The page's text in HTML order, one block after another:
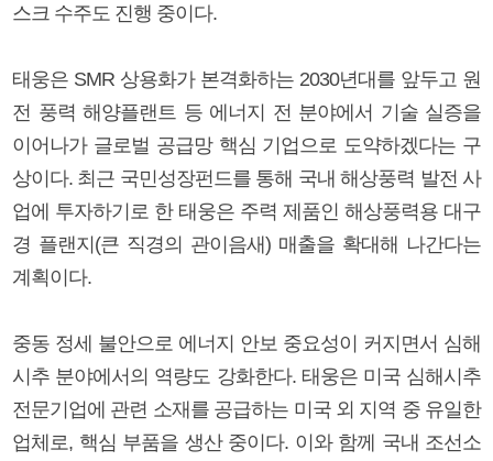
스크 수주도 진행 중이다.
태웅은 SMR 상용화가 본격화하는 2030년대를 앞두고 원
전 풍력 해양플랜트 등 에너지 전 분야에서 기술 실증을
이어나가 글로벌 공급망 핵심 기업으로 도약하겠다는 구
상이다. 최근 국민성장펀드를 통해 국내 해상풍력 발전 사
업에 투자하기로 한 태웅은 주력 제품인 해상풍력용 대구
경 플랜지(큰 직경의 관이음새) 매출을 확대해 나간다는
계획이다.
중동 정세 불안으로 에너지 안보 중요성이 커지면서 심해
시추 분야에서의 역량도 강화한다. 태웅은 미국 심해시추
전문기업에 관련 소재를 공급하는 미국 외 지역 중 유일한
업체로, 핵심 부품을 생산 중이다. 이와 함께 국내 조선소